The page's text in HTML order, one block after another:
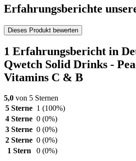
Erfahrungsberichte
Dieses Produkt bewerten
1 Erfahrungsbericht in
Qwetch Solid Drinks -
Vitamins C & B
5,0 von 5 Sternen
5 Sterne 1 (100%)
4 Sterne 0 (0%)
3 Sterne 0 (0%)
2 Sterne 0 (0%)
1 Stern
0 (0%)